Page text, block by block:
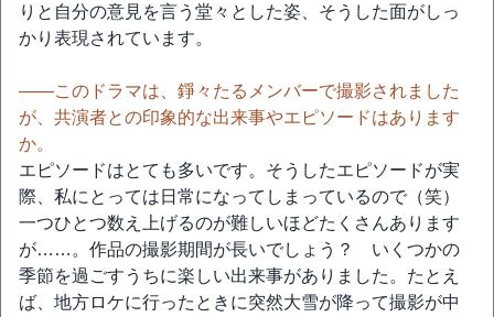
りと自分の意見を言う堂々とした姿、そうした面がしっ
かり表現されています。
――このドラマは、錚々たるメンバーで撮影されました
が、共演者との印象的な出来事やエピソードはあります
か。
エピソードはとても多いです。そうしたエピソードが実
際、私にとっては日常になってしまっているので（笑）
一つひとつ数え上げるのが難しいほどたくさんあります
が……。作品の撮影期間が長いでしょう？ いくつかの
季節を過ごすうちに楽しい出来事がありました。たとえ
ば、地方ロケに行ったときに突然大雪が降って撮影が中